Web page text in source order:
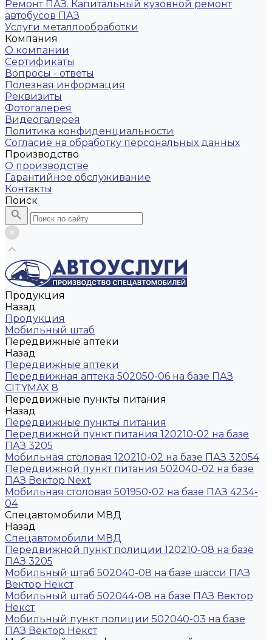
Ремонт ПАЗ. Капитальный кузовной ремонт
автобусов ПАЗ
Услуги металлообработки
Компания
О компании
Сертификаты
Вопросы - ответы
Полезная информация
Реквизиты
Фотогалерея
Видеогалерея
Политика конфиденциальности
Согласие на обработку персональных данных
Производство
О производстве
Гарантийное обслуживание
Контакты
Поиск
Продукция
Назад
Продукция
Мобильный штаб
Передвижные аптеки
Назад
Передвижные аптеки
Передвижная аптека 502050-06 на базе ПАЗ
CITYMAX 8
Передвижные пункты питания
Назад
Передвижные пункты питания
Передвижной пункт питания 120210-02 на базе
ПАЗ 3205
Мобильная столовая 120210-02 на базе ПАЗ 32054
Передвижной пункт питания 502040-02 на базе
ПАЗ Вектор Next
Мобильная столовая 501950-02 на базе ПАЗ 4234-
04
Спецавтомобили МВД
Назад
Спецавтомобили МВД
Передвижной пункт полиции 120210-08 на базе
ПАЗ 3205
Мобильный штаб 502040-08 на базе шасси ПАЗ
Вектор Некст
Мобильный штаб 502044-08 на базе ПАЗ Вектор
Некст
Мобильный пункт полиции 502040-03 на базе
ПАЗ Вектор Некст